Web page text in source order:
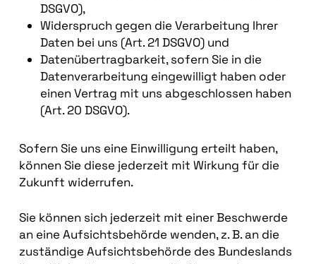
DSGVO),
Widerspruch gegen die Verarbeitung Ihrer
Daten bei uns (Art. 21 DSGVO) und
Datenübertragbarkeit, sofern Sie in die
Datenverarbeitung eingewilligt haben oder
einen Vertrag mit uns abgeschlossen haben
(Art. 20 DSGVO).
Sofern Sie uns eine Einwilligung erteilt haben,
können Sie diese jederzeit mit Wirkung für die
Zukunft widerrufen.
Sie können sich jederzeit mit einer Beschwerde
an eine Aufsichtsbehörde wenden, z. B. an die
zuständige Aufsichtsbehörde des Bundeslands